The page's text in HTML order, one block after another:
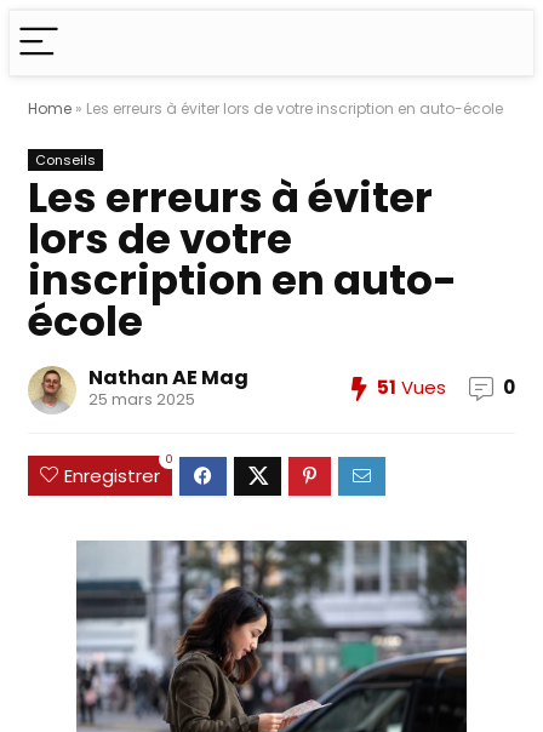
Home » Les erreurs à éviter lors de votre inscription en auto-école
Conseils
Les erreurs à éviter
lors de votre
inscription en auto-
école
Nathan AE Mag
25 mars 2025 51 Vues 0
Enregistrer
0